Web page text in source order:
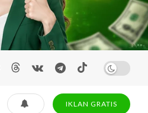
IKLAN GRATIS